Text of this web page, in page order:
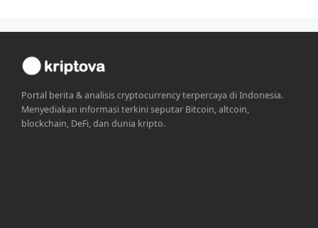
Portal berita & analisis cryptocurrency terpercaya di Indonesia.
Menyediakan informasi terkini seputar Bitcoin, altcoin,
blockchain, DeFi, dan dunia kripto.